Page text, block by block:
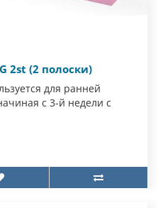
2st (2 полоски)
для ранней
с 3-й недели с